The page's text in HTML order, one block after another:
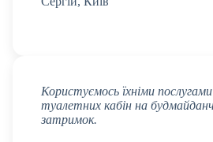
Користуємось їхніми
туалетних кабін на
затримок.